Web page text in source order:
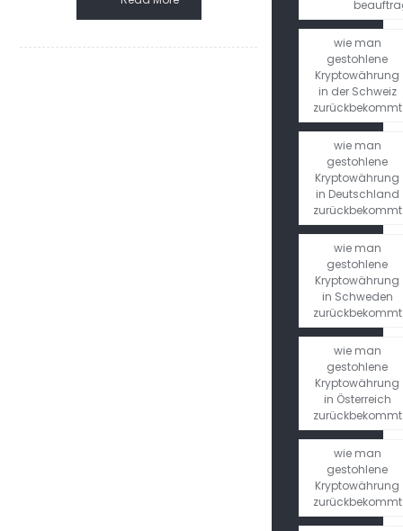
wie man
gestohlene
Kryptowährung
in der Schweiz
zurückbekommt
wie man
gestohlene
Kryptowährung
in Deutschland
zurückbekommt
wie man
gestohlene
Kryptowährung
in Schweden
zurückbekommt
wie man
gestohlene
Kryptowährung
in Österreich
zurückbekommt
wie man
gestohlene
Kryptowährung
zurückbekommt